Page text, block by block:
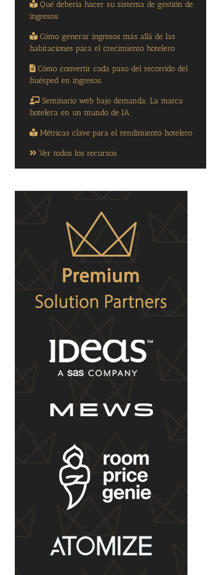
Qué debería hacer su sistema de gestión de
ingresos
Cómo generar ingresos más allá de las
habitaciones para el crecimiento hotelero
Cómo convertir cada paso del recorrido del
huésped en ingresos.
Seminario web bajo demanda: La marca
hotelera en un mundo de IA
Métricas clave para el rendimiento hotelero
Ver todos los recursos